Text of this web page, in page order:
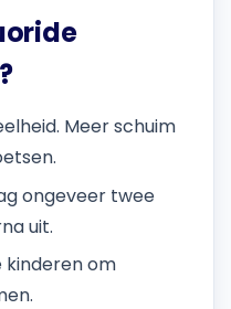
Meer schuim
ongeveer twee
uit.
kinderen om